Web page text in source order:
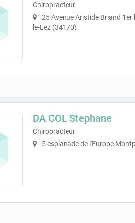
Chiropracteur
25 Avenue Aristide Briand
le-Lez (34170)
DA COL Stephane
Chiropracteur
5 esplanade de l'Europe